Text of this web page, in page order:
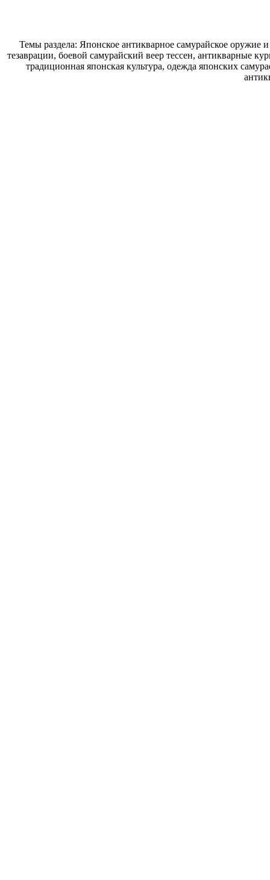
Темы раздела: Японское антикварное самурайское оружие
тезаврации, боевой самурайский веер тессен, антикварные
традиционная японская культура, одежда японских